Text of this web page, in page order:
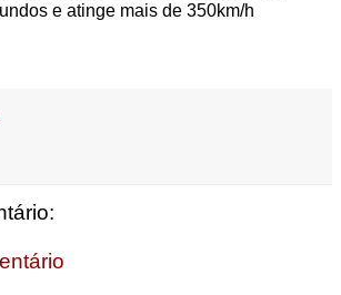
e atinge mais de 350km/h